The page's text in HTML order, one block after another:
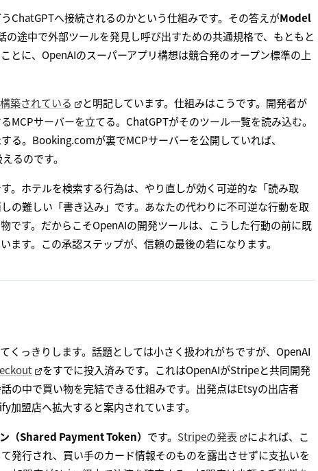
ChatGPTへ接続されるのかという仕組みです。その答えがModel
の途中で外部ツールを発見し呼び出すための共通規格で、もともと
に、OpenAIのスーパーアプリ構想は競合発のオープン標準の上
築されている
と明記しています。仕組みはこうです。開発者が
サーバーを立てる。ChatGPTがそのツール一覧を読み込む。
る。Booking.comが裏でMCPサーバーを公開していれば、
るのです。
。ホテルを検索する行為は、やり直しが効く可逆的な「読み取
の難しい「書き込み」です。あなたの代わりに不可逆な行動を取
です。だからこそOpenAIの開発ツールは、こうした行動の前に既
す。この承認ステップが、信頼の最後の砦になります。
くっきりします。話題としては小さく扱われがちですが、OpenAI
をすでに投入済みです。これはOpenAIがStripeと共同開発
の中で買い物を完結できる仕組みです。出発点はEtsyの出店者
盟店へ拡大すると案内されています。
（Shared Payment Token） です。 Stripeの発表
によれば、こ
発行され、買い手のカード情報そのものを露出させずに支払いを